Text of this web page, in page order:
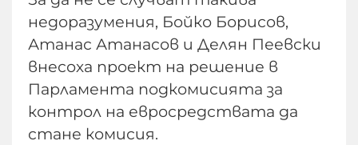
недоразумения, Бойко Борисов,
Атанас Атанасов и Делян Пеевски
внесоха проект на решение в
Парламента подкомисията за
контрол на евросредствата да
стане комисия.